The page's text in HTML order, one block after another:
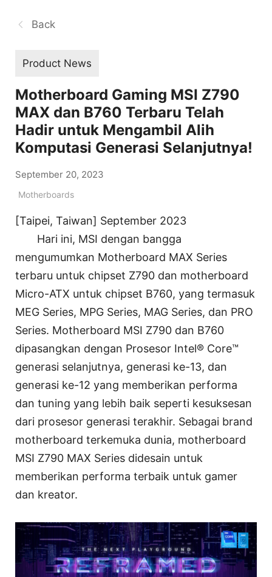
Back
Product News
Motherboard Gaming MSI Z790
MAX dan B760 Terbaru Telah
Hadir untuk Mengambil Alih
Komputasi Generasi Selanjutnya!
September 20, 2023
Motherboards
[Taipei, Taiwan] September 2023
Hari ini, MSI dengan bangga
mengumumkan Motherboard MAX Series
terbaru untuk chipset Z790 dan motherboard
Micro-ATX untuk chipset B760, yang termasuk
MEG Series, MPG Series, MAG Series, dan PRO
Series. Motherboard MSI Z790 dan B760
dipasangkan dengan Prosesor Intel® Core™
generasi selanjutnya, generasi ke-13, dan
generasi ke-12 yang memberikan performa
dan tuning yang lebih baik seperti kesuksesan
dari prosesor generasi terakhir. Sebagai brand
motherboard terkemuka dunia, motherboard
MSI Z790 MAX Series didesain untuk
memberikan performa terbaik untuk gamer
dan kreator.